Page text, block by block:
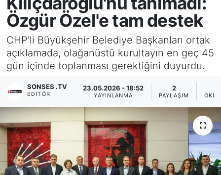
Özgür Özel'e tam destek
CHP'li Büyükşehir Belediye Başkanları ortak
açıklamada, olağanüstü kurultayın en geç 45
gün içinde toplanması gerektiğini duyurdu.
SONSES .TV
EDITÖR
23.05.2026 - 18:52
YAYINLANMA
2
PAYLAŞIM
GÜNÜN MANŞETİ
DÜNYA
KÜLTÜR - SANAT
MAGAZİN
SAĞLIK
Siyaset
YEREL HABER
Mersin Trafik Yoğunluk Haritası
Süper Lig Puan Durumu ve Fikstür
Tüm Manşetler
Son Dakika Haberleri
Haber Arşivi